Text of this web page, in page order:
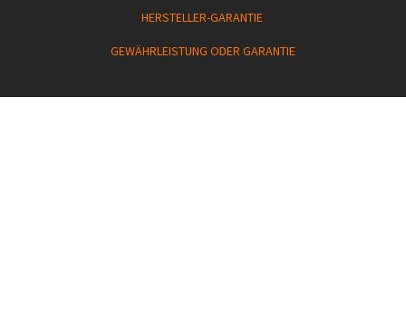
HERSTELLER-GARANTIE
GEWÄHRLEISTUNG ODER GARANTIE